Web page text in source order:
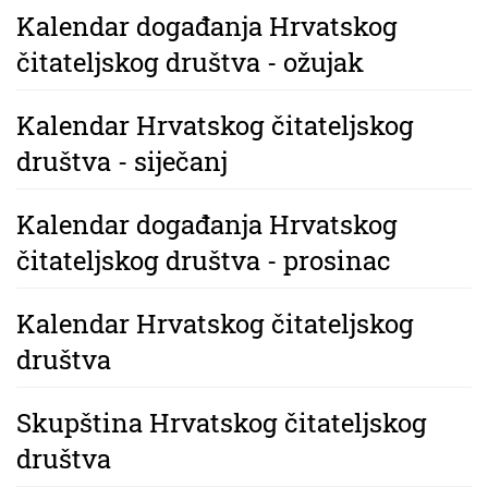
Kalendar događanja Hrvatskog
čitateljskog društva - ožujak
Kalendar Hrvatskog čitateljskog
društva - siječanj
Kalendar događanja Hrvatskog
čitateljskog društva - prosinac
Kalendar Hrvatskog čitateljskog
društva
Skupština Hrvatskog čitateljskog
društva